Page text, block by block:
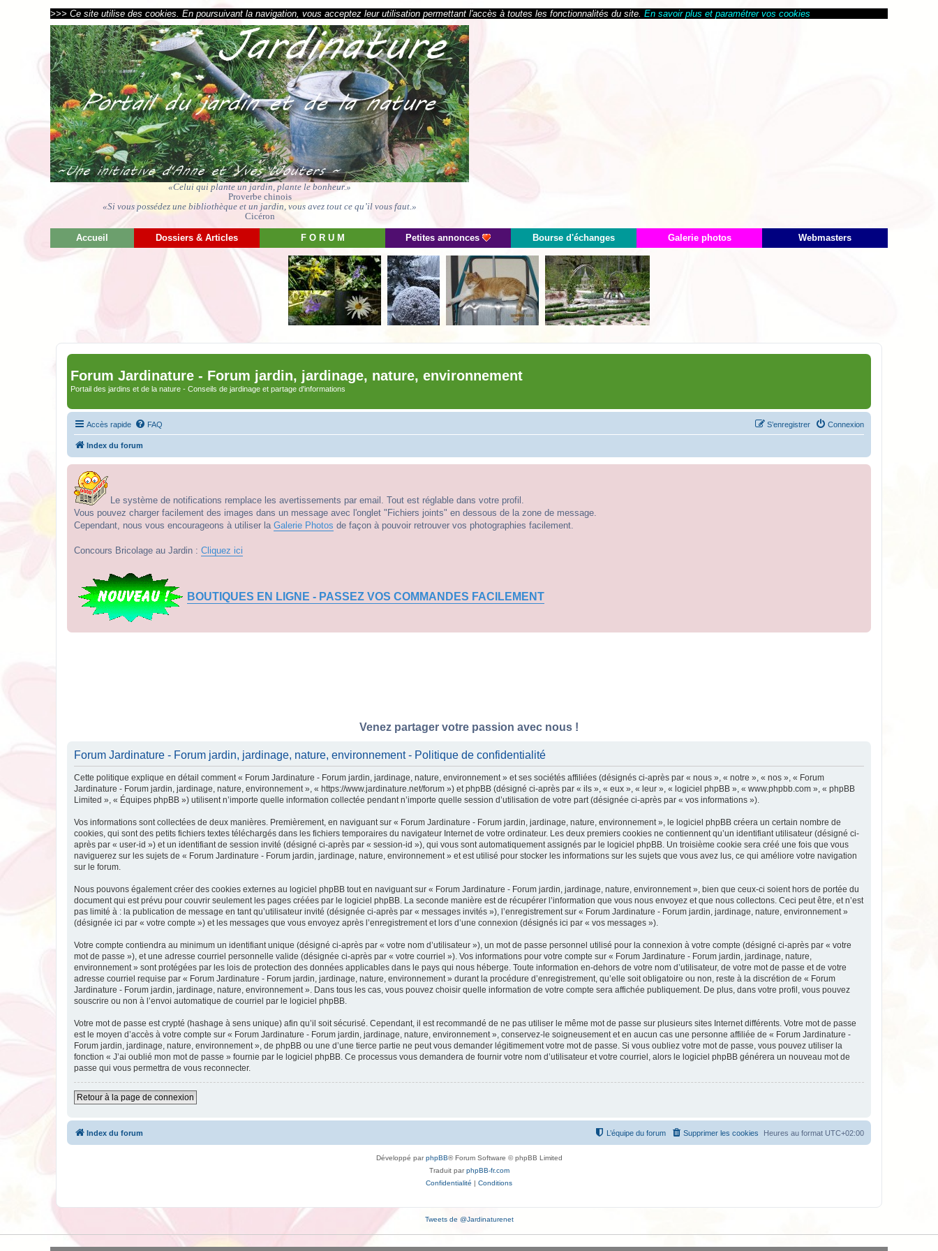
>>> Ce site utilise des cookies. En poursuivant la navigation, vous acceptez leur utilisation permettant l'accès à toutes les fonctionnalités du site. En savoir plus et paramétrer vos cookies
«Celui qui plante un jardin, plante le bonheur.»
Proverbe chinois
«Si vous possédez une bibliothèque et un jardin, vous avez tout ce qu’il vous faut.»
Cicéron
Accueil Dossiers & Articles F O R U M Petites annonces Bourse d'échanges Galerie photos Webmasters
Forum Jardinature - Forum jardin, jardinage, nature, environnement
Portail des jardins et de la nature - Conseils de jardinage et partage d'informations
Accès rapide FAQ Connexion
S’enregistrer
Index du forum
Le système de notifications remplace les avertissements par email. Tout est réglable dans votre profil.
Vous pouvez charger facilement des images dans un message avec l'onglet "Fichiers joints" en dessous de la zone de message.
Cependant, nous vous encourageons à utiliser la Galerie Photos de façon à pouvoir retrouver vos photographies facilement.
Concours Bricolage au Jardin : Cliquez ici
BOUTIQUES EN LIGNE - PASSEZ VOS COMMANDES FACILEMENT
Venez partager votre passion avec nous !
Forum Jardinature - Forum jardin, jardinage, nature, environnement - Politique de confidentialité
Cette politique explique en détail comment « Forum Jardinature - Forum jardin, jardinage, nature, environnement » et ses sociétés affiliées (désignés ci-après par « nous », « notre », « nos », « Forum
Jardinature - Forum jardin, jardinage, nature, environnement », « https://www.jardinature.net/forum ») et phpBB (désigné ci-après par « ils », « eux », « leur », « logiciel phpBB », « www.phpbb.com », « phpBB
Limited », « Équipes phpBB ») utilisent n’importe quelle information collectée pendant n’importe quelle session d’utilisation de votre part (désignée ci-après par « vos informations »).
Vos informations sont collectées de deux manières. Premièrement, en naviguant sur « Forum Jardinature - Forum jardin, jardinage, nature, environnement », le logiciel phpBB créera un certain nombre de
cookies, qui sont des petits fichiers textes téléchargés dans les fichiers temporaires du navigateur Internet de votre ordinateur. Les deux premiers cookies ne contiennent qu’un identifiant utilisateur (désigné ci-
après par « user-id ») et un identifiant de session invité (désigné ci-après par « session-id »), qui vous sont automatiquement assignés par le logiciel phpBB. Un troisième cookie sera créé une fois que vous
naviguerez sur les sujets de « Forum Jardinature - Forum jardin, jardinage, nature, environnement » et est utilisé pour stocker les informations sur les sujets que vous avez lus, ce qui améliore votre navigation
sur le forum.
Nous pouvons également créer des cookies externes au logiciel phpBB tout en naviguant sur « Forum Jardinature - Forum jardin, jardinage, nature, environnement », bien que ceux-ci soient hors de portée du
document qui est prévu pour couvrir seulement les pages créées par le logiciel phpBB. La seconde manière est de récupérer l’information que vous nous envoyez et que nous collectons. Ceci peut être, et n’est
pas limité à : la publication de message en tant qu’utilisateur invité (désignée ci-après par « messages invités »), l’enregistrement sur « Forum Jardinature - Forum jardin, jardinage, nature, environnement »
(désignée ici par « votre compte ») et les messages que vous envoyez après l’enregistrement et lors d’une connexion (désignés ici par « vos messages »).
Votre compte contiendra au minimum un identifiant unique (désigné ci-après par « votre nom d’utilisateur »), un mot de passe personnel utilisé pour la connexion à votre compte (désigné ci-après par « votre
mot de passe »), et une adresse courriel personnelle valide (désignée ci-après par « votre courriel »). Vos informations pour votre compte sur « Forum Jardinature - Forum jardin, jardinage, nature,
environnement » sont protégées par les lois de protection des données applicables dans le pays qui nous héberge. Toute information en-dehors de votre nom d’utilisateur, de votre mot de passe et de votre
adresse courriel requise par « Forum Jardinature - Forum jardin, jardinage, nature, environnement » durant la procédure d’enregistrement, qu’elle soit obligatoire ou non, reste à la discrétion de « Forum
Jardinature - Forum jardin, jardinage, nature, environnement ». Dans tous les cas, vous pouvez choisir quelle information de votre compte sera affichée publiquement. De plus, dans votre profil, vous pouvez
souscrire ou non à l’envoi automatique de courriel par le logiciel phpBB.
Votre mot de passe est crypté (hashage à sens unique) afin qu’il soit sécurisé. Cependant, il est recommandé de ne pas utiliser le même mot de passe sur plusieurs sites Internet différents. Votre mot de passe
est le moyen d’accès à votre compte sur « Forum Jardinature - Forum jardin, jardinage, nature, environnement », conservez-le soigneusement et en aucun cas une personne affiliée de « Forum Jardinature -
Forum jardin, jardinage, nature, environnement », de phpBB ou une d’une tierce partie ne peut vous demander légitimement votre mot de passe. Si vous oubliez votre mot de passe, vous pouvez utiliser la
fonction « J’ai oublié mon mot de passe » fournie par le logiciel phpBB. Ce processus vous demandera de fournir votre nom d’utilisateur et votre courriel, alors le logiciel phpBB générera un nouveau mot de
passe qui vous permettra de vous reconnecter.
Retour à la page de connexion
Index du forum Heures au format UTC+02:00
Supprimer les cookies
L’équipe du forum
Développé parphpBB® Forum Software © phpBB Limited
Traduit parphpBB-fr.com
Confidentialité | Conditions
Tweets de @Jardinaturenet